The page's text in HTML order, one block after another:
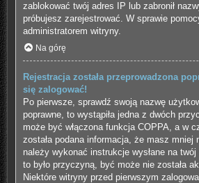
zablokować twój adres IP lub zabronił
próbujesz zarejestrować. W sprawie
administratorem witryny.
Na górę
Rejestracja została przeprowadzona
się zalogować!
Po pierwsze, sprawdź swoją nazwę
poprawne, to wystąpiła jedna z dwóch
może być włączona funkcja COPPA, a w
została podana informacja, że masz mniej
należy wykonać instrukcje wysłane na
to było przyczyną, być może nie została
Niektóre witryny przed pierwszym